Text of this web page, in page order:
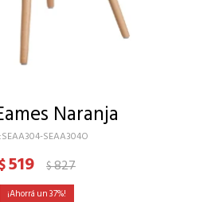
Naranja
SEAA304-SEAA304O
$519 $827
37